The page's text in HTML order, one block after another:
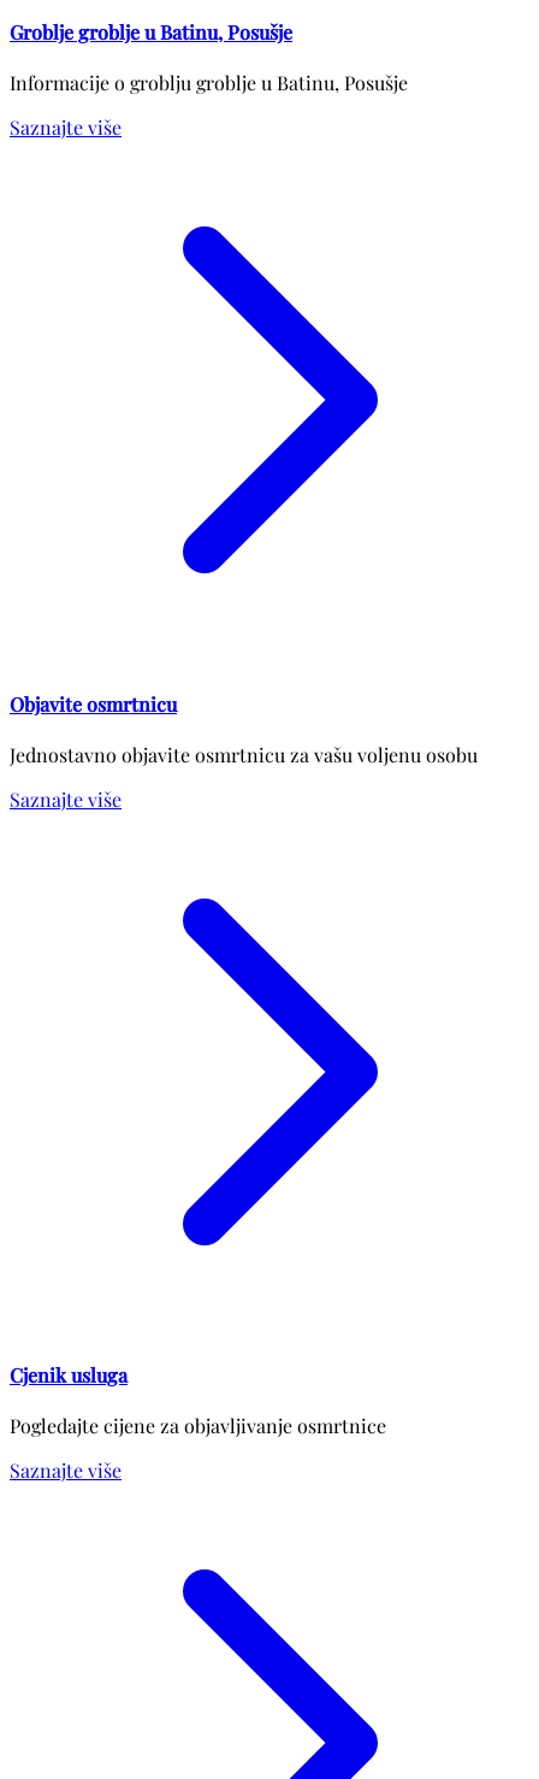
Groblje groblje u Batinu, Posušje
Informacije o groblju groblje u Batinu, Posušje
Saznajte više
Objavite osmrtnicu
Jednostavno objavite osmrtnicu za vašu voljenu osobu
Saznajte više
Cjenik usluga
Pogledajte cijene za objavljivanje osmrtnice
Saznajte više